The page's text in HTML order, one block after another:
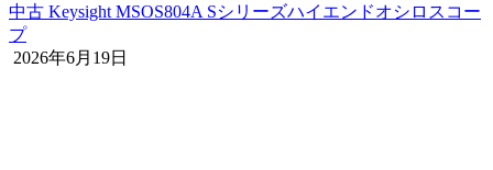
中古 Keysight MSOS804A Sシリーズハイエンドオシロスコー
プ
2026年6月19日